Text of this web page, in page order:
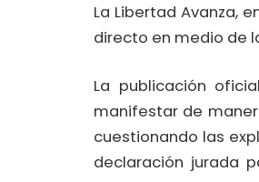
La Libertad Avanza,
directo en medio de
La publicación
manifestar de
cuestionando las
declaración jurada